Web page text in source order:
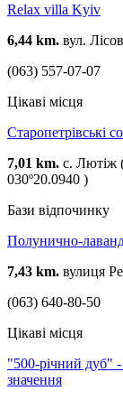
Relax villa Kyiv
6,44 km. вул.
(063) 557-07-07
Цікаві місця
Старопетрівські
7,01 km. с. Лютіж
030º20.0940 )
Бази відпочинку
Полунично-
7,43 km. вулиця
(063) 640-80-50
Цікаві місця
"500-річний дуб" -
значення